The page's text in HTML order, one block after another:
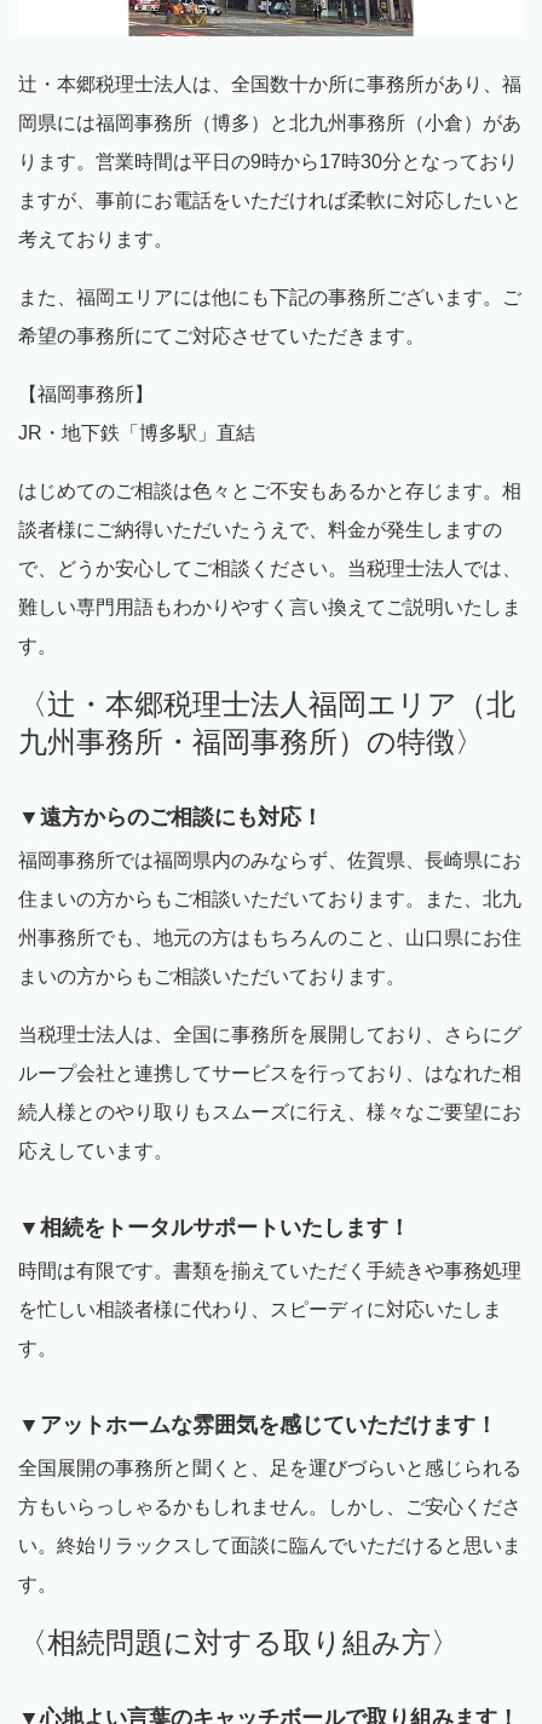
辻・本郷税理士法人は、全国数十か所に事務所があり、福
岡県には福岡事務所（博多）と北九州事務所（小倉）があ
ります。営業時間は平日の9時から17時30分となっており
ますが、事前にお電話をいただければ柔軟に対応したいと
考えております。
また、福岡エリアには他にも下記の事務所ございます。ご
希望の事務所にてご対応させていただきます。
【福岡事務所】
JR・地下鉄「博多駅」直結
はじめてのご相談は色々とご不安もあるかと存じます。相
談者様にご納得いただいたうえで、料金が発生しますの
で、どうか安心してご相談ください。当税理士法人では、
難しい専門用語もわかりやすく言い換えてご説明いたしま
す。
〈辻・本郷税理士法人福岡エリア（北
九州事務所・福岡事務所）の特徴〉
▼遠方からのご相談にも対応！
福岡事務所では福岡県内のみならず、佐賀県、長崎県にお
住まいの方からもご相談いただいております。また、北九
州事務所でも、地元の方はもちろんのこと、山口県にお住
まいの方からもご相談いただいております。
当税理士法人は、全国に事務所を展開しており、さらにグ
ループ会社と連携してサービスを行っており、はなれた相
続人様とのやり取りもスムーズに行え、様々なご要望にお
応えしています。
▼相続をトータルサポートいたします！
時間は有限です。書類を揃えていただく手続きや事務処理
を忙しい相談者様に代わり、スピーディに対応いたしま
す。
▼アットホームな雰囲気を感じていただけます！
全国展開の事務所と聞くと、足を運びづらいと感じられる
方もいらっしゃるかもしれません。しかし、ご安心くださ
い。終始リラックスして面談に臨んでいただけると思いま
す。
〈相続問題に対する取り組み方〉
▼心地よい言葉のキャッチボールで取り組みます！